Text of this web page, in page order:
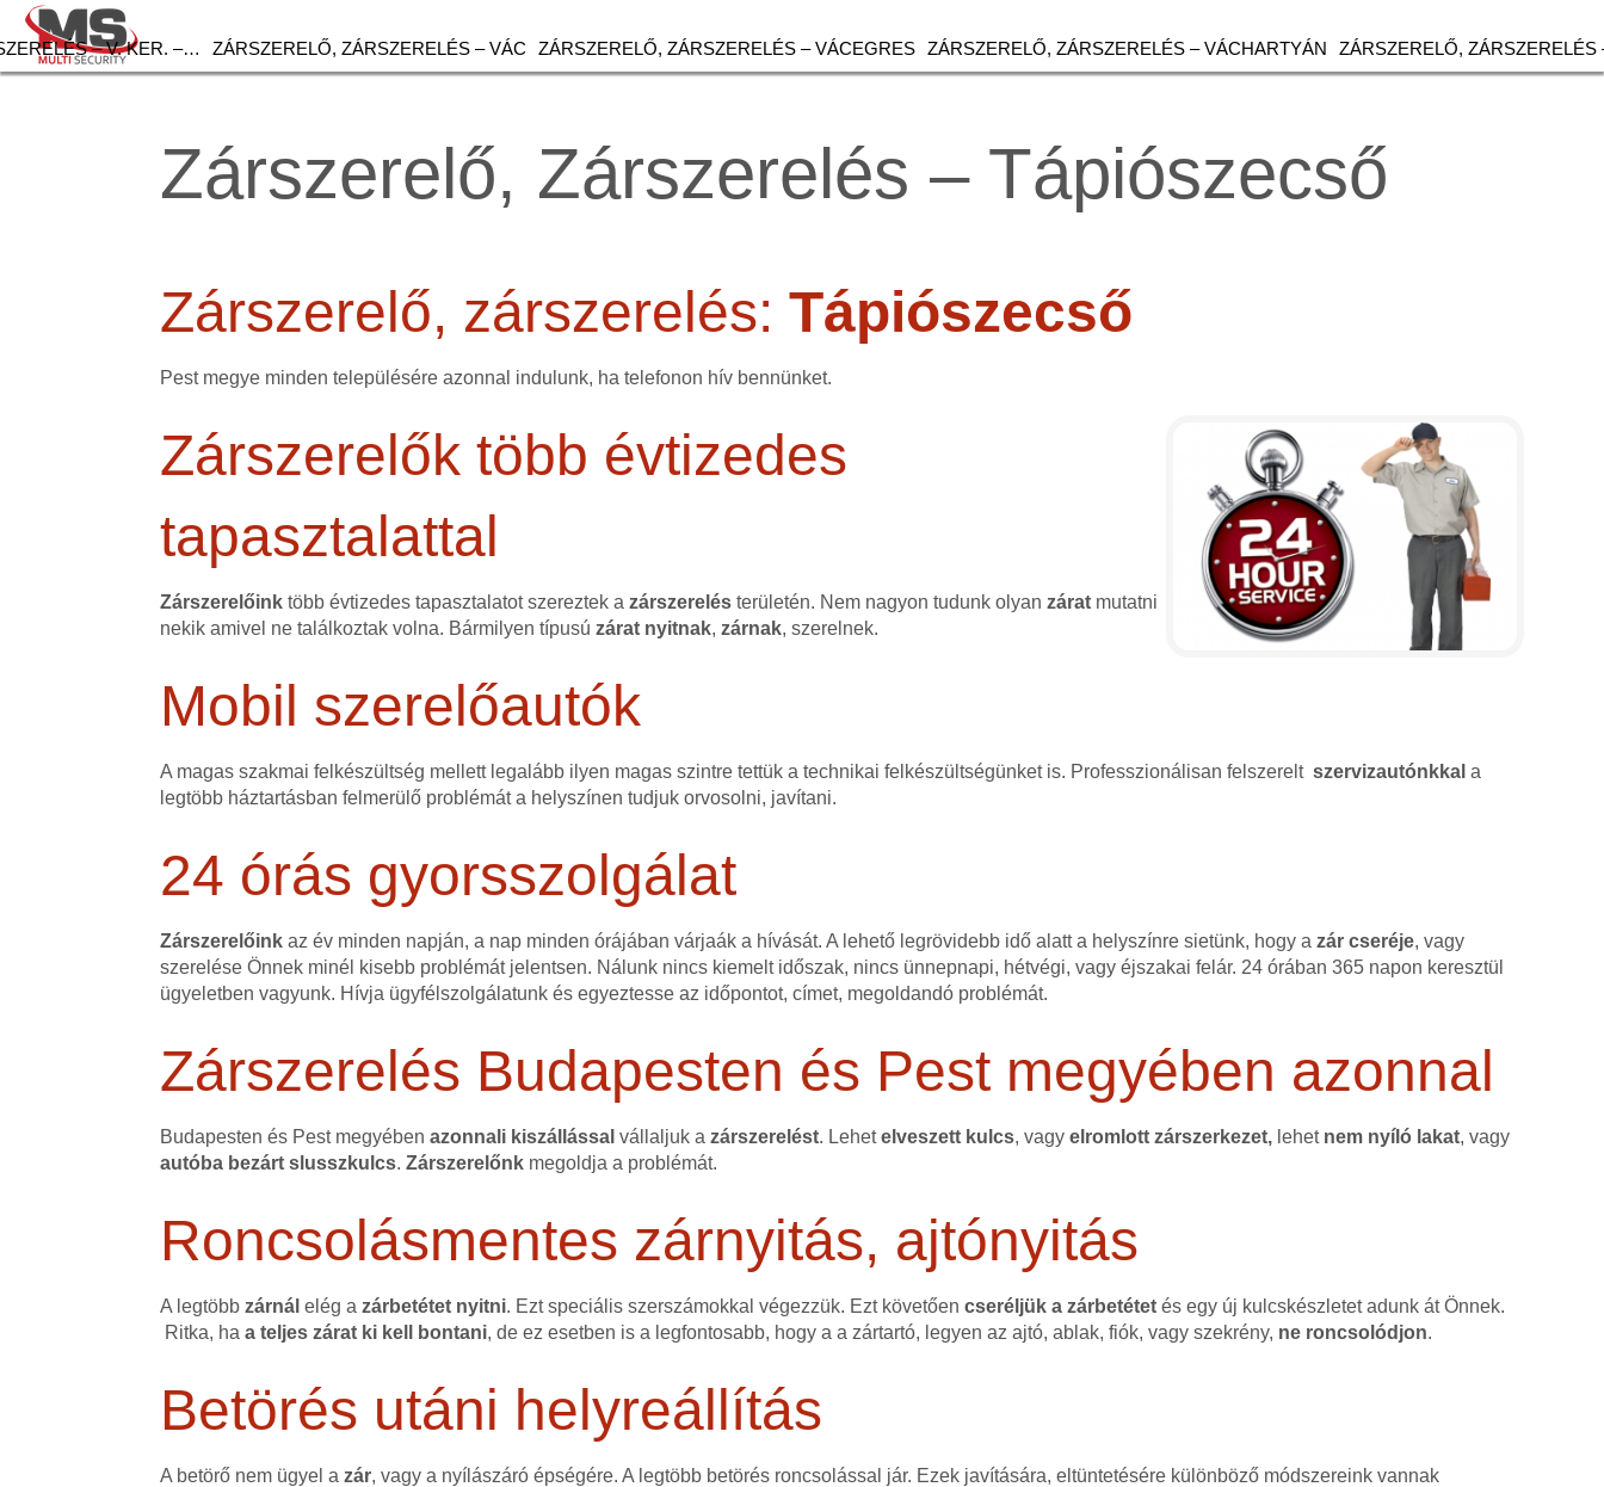
– V. KER. –… ZÁRSZERELŐ, ZÁRSZERELÉS – VÁC ZÁRSZERELŐ, ZÁRSZERELÉS – VÁCEGRES ZÁRSZERELŐ, ZÁRSZERELÉS – VÁCHARTYÁN ZÁRSZERELŐ, ZÁRSZERELÉS
Zárszerelő, Zárszerelés – Tápiószecső
Zárszerelő, zárszerelés:Tápiószecső
Pest megye minden településére azonnal indulunk, ha telefonon hív bennünket.
Zárszerelők több évtizedes
tapasztalattal
Zárszerelőink több évtizedes tapasztalatot szereztek azárszerelés területén. Nem nagyon tudunk olyanzárat mutatni
nekik amivel ne találkoztak volna. Bármilyen típusúzárat nyitnak,zárnak, szerelnek.
Mobil szerelőautók
A magas szakmai felkészültség mellett legalább ilyen magas szintre tettük a technikai felkészültségünket is. Professzionálisan felszereltszervizautónkkal a
legtöbb háztartásban felmerülő problémát a helyszínen tudjuk orvosolni, javítani.
24 órás gyorsszolgálat
Zárszerelőink az év minden napján, a nap minden órájában várjaák a hívását. A lehető legrövidebb idő alatt a helyszínre sietünk, hogy azár cseréje, vagy
szerelése Önnek minél kisebb problémát jelentsen. Nálunk nincs kiemelt időszak, nincs ünnepnapi, hétvégi, vagy éjszakai felár. 24 órában 365 napon keresztül
ügyeletben vagyunk. Hívja ügyfélszolgálatunk és egyeztesse az időpontot, címet, megoldandó problémát.
Zárszerelés Budapesten és Pest megyében azonnal
Budapesten és Pest megyében azonnali kiszállással vállaljuk azárszerelést. Lehetelveszett kulcs, vagy elromlott zárszerkezet, lehet nem nyíló lakat, vagy
autóba bezárt slusszkulcs.Zárszerelőnk megoldja a problémát.
Roncsolásmentes zárnyitás, ajtónyitás
A legtöbbzárnál elég azárbetétet nyitni. Ezt speciális szerszámokkal végezzük. Ezt követőencseréljük a zárbetétet és egy új kulcskészletet adunk át Önnek.
Ritka, haa teljes zárat ki kell bontani, de ez esetben is a legfontosabb, hogy a a zártartó, legyen az ajtó, ablak, fiók, vagy szekrény, ne roncsolódjon.
Betörés utáni helyreállítás
A betörő nem ügyel azár, vagy a nyílászáró épségére. A legtöbb betörés roncsolással jár. Ezek javítására, eltüntetésére különböző módszereink vannak